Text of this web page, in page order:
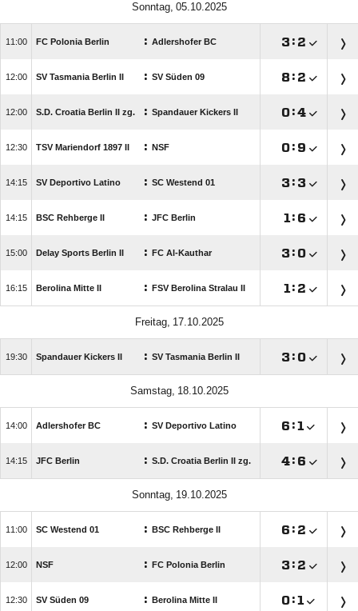
 
 FC Polonia Berlin : Adlershofer BC : 
 SV Tasmania Berlin II : SV Süden 09 : 
 S.D. Croatia Berlin II zg. : Spandauer Kickers II :
 TSV Mariendorf 1897 II : NSF : 
 SV Deportivo Latino : SC Westend 01 : 
 BSC Rehberge II : JFC Berlin  : 
 Delay Sports Berlin II : FC Al-Kauthar : 
 Berolina Mitte II : FSV Berolina Stralau II  : 
 
 Spandauer Kickers II : SV Tasmania Berlin II : 
 
 Adlershofer BC : SV Deportivo Latino  :
 JFC Berlin : S.D. Croatia Berlin II zg. : 
 
 SC Westend 01 : BSC Rehberge II  : 
 NSF : FC Polonia Berlin : 
 SV Süden 09 : Berolina Mitte II :